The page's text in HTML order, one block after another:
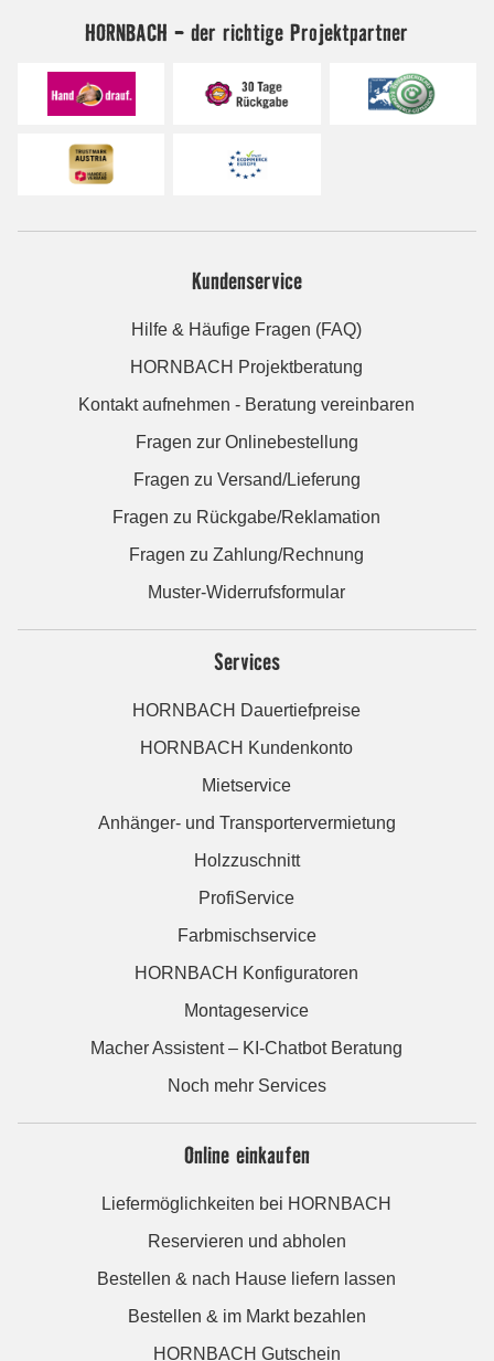
HORNBACH - der richtige Projektpartner
Kundenservice
Hilfe & Häufige Fragen (FAQ)
HORNBACH Projektberatung
Kontakt aufnehmen - Beratung vereinbaren
Fragen zur Onlinebestellung
Fragen zu Versand/Lieferung
Fragen zu Rückgabe/Reklamation
Fragen zu Zahlung/Rechnung
Muster-Widerrufsformular
Services
HORNBACH Dauertiefpreise
HORNBACH Kundenkonto
Mietservice
Anhänger- und Transportervermietung
Holzzuschnitt
ProfiService
Farbmischservice
HORNBACH Konfiguratoren
Montageservice
Macher Assistent – KI-Chatbot Beratung
Noch mehr Services
Online einkaufen
Liefermöglichkeiten bei HORNBACH
Reservieren und abholen
Bestellen & nach Hause liefern lassen
Bestellen & im Markt bezahlen
HORNBACH Gutschein